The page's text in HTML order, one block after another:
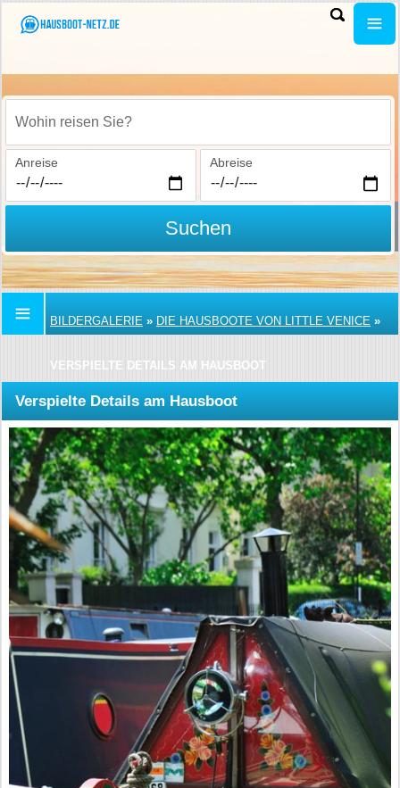
Wohin reisen Sie?
Anreise Abreise
Suchen
BILDERGALERIE » DIE HAUSBOOTE VON LITTLE VENICE »
VERSPIELTE DETAILS AM HAUSBOOT
Verspielte Details am Hausboot